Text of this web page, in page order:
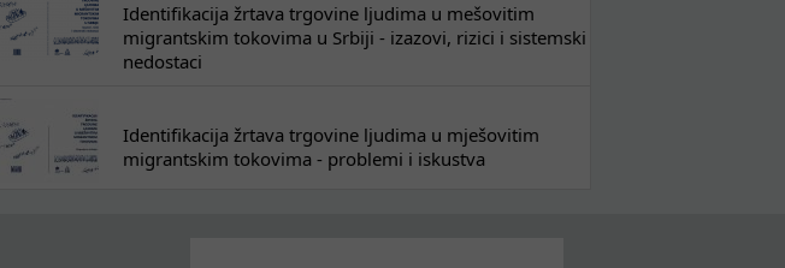
Identifikacija žrtava trgovine ljudima u mešovitim
migrantskim tokovima u Srbiji - izazovi, rizici i sistemski
nedostaci
Identifikacija žrtava trgovine ljudima u mješovitim
migrantskim tokovima - problemi i iskustva